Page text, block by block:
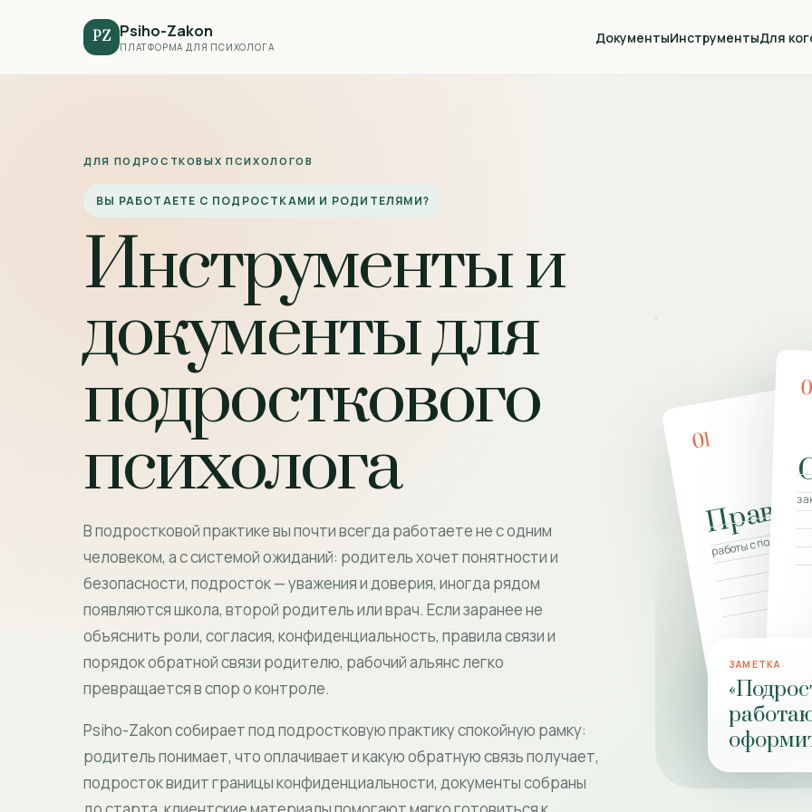
PZ Psiho-Zakon
ПЛАТФОРМА ДЛЯ ПСИХОЛОГА
ДокументыИнструментыДля
ДЛЯ ПОДРОСТКОВЫХ ПСИХОЛОГОВ
ВЫ РАБОТАЕТЕ С ПОДРОСТКАМИ И РОДИТЕЛЯМИ?
Инструменты и
документы для
подросткового
психолога
В подростковой практике вы почти всегда работаете не с одним
человеком, а с системой ожиданий: родитель хочет понятности и
безопасности, подросток — уважения и доверия, иногда рядом
появляются школа, второй родитель или врач. Если заранее не
объяснить роли, согласия, конфиденциальность, правила связи и
порядок обратной связи родителю, рабочий альянс легко
превращается в спор о контроле.
Psiho-Zakon собирает под подростковую практику спокойную рамку:
родитель понимает, что оплачивает и какую обратную связь получает,
подросток видит границы конфиденциальности, документы собраны
01
работы с
ЗАМЕТКА